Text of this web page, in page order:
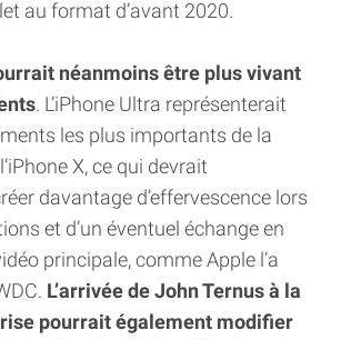
au format d’avant 2020.
néanmoins être plus vivant
. L’iPhone Ultra représenterait
les plus importants de la
X, ce qui devrait
davantage d’effervescence lors
et d’un éventuel échange en
principale, comme Apple l’a
L’arrivée de John Ternus à la
pourrait également modifier